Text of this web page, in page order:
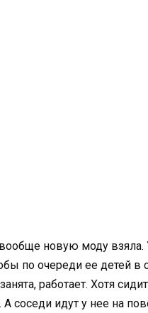
новую моду взяла.
по очереди ее детей в
работает. Хотя
А соседи идут у нее на